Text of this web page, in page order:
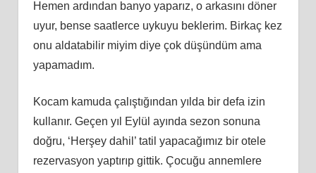
Hemen ardından banyo yaparız, o arkasını döner
uyur, bense saatlerce uykuyu beklerim. Birkaç kez
onu aldatabilir miyim diye çok düşündüm ama
yapamadım.
Kocam kamuda çalıştığından yılda bir defa izin
kullanır. Geçen yıl Eylül ayında sezon sonuna
doğru, ‘Herşey dahil’ tatil yapacağımız bir otele
rezervasyon yaptırıp gittik. Çocuğu annemlere